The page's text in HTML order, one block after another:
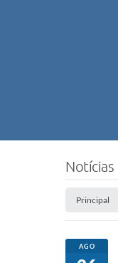
Notícias
Principal
AGO